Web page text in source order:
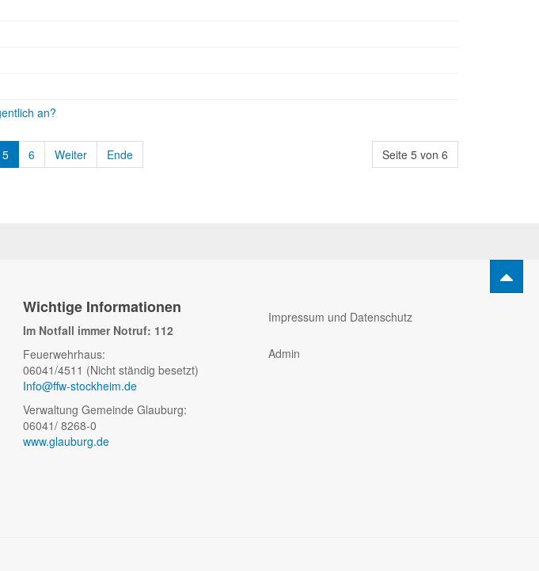
an?
Seite 5 von 6
5 6 Weiter Ende
Wichtige Informationen
Im Notfall immer Notruf: 112
Feuerwehrhaus:
06041/4511 (Nicht ständig besetzt)
Info@ffw-stockheim.de
Verwaltung Gemeinde Glauburg:
06041/ 8268-0
www.glauburg.de
Impressum und Datenschutz
Admin